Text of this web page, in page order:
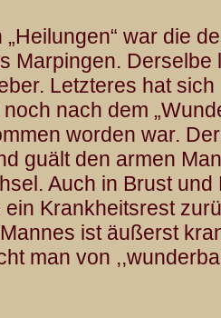
„Heilungen“ war die
Marpingen. Derselbe
Letzteres hat
nach dem
worden war.
guält den armen
Auch in Brust
ein Krankheitsrest
ist äußerst
man von